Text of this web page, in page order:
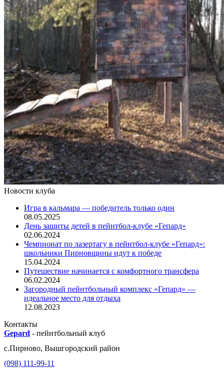
Новости клуба
Игра в кальмара — победитель только один
08.05.2025
День защиты детей в пейнтбол-клубе «Гепард»
02.06.2024
Чемпионат по лазертагу в пейнтбол-клубе «Гепард»:
школьники Пирновщины идут к победе
15.04.2024
Путешествие начинается с комфортного трансфера
06.02.2024
Загородный пейнтбольный комплекс «Гепард» —
идеальное место для отдыха
12.08.2023
Контакты
Gepard - пейнтбольный клуб
с.Пирново, Вышгородский район
(098) 111-99-11